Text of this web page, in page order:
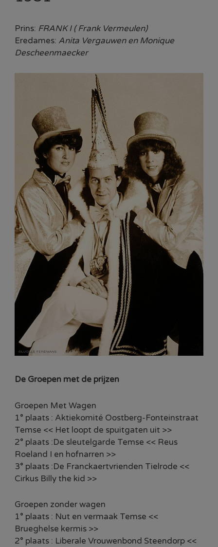
Prins: FRANK I ( Frank Vermeulen)
Eredames: Anita Vergauwen en Monique
Descheenmaecker
De Groepen met de prijzen
Groepen Met Wagen
1° plaats : Aktiekomité Oostberg-Fonteinstraat
Temse << Het loopt de spuitgaten uit >>
2° plaats :De sleutelgarde Temse << Reus
Roeland I en hofnarren >>
3° plaats :De Franckaertvrienden Tielrode <<
Cirkus Billy the kid >>
Groepen zonder wagen
1° plaats : Nut en vermaak Temse <<
Brueghelse kermis >>
2° plaats : Liberale Vrouwenbond Steendorp <<